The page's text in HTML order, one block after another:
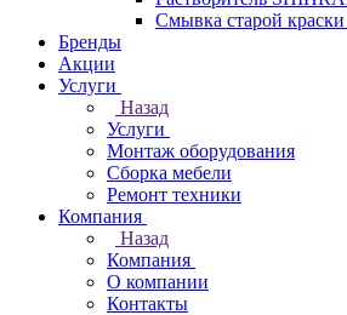
Смывка старой
Бренды
Акции
Услуги
Назад
Услуги
Монтаж оборудования
Сборка мебели
Ремонт техники
Компания
Назад
Компания
О компании
Контакты